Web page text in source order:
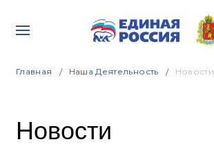
Главная Наша Деятельность Новости
Новости